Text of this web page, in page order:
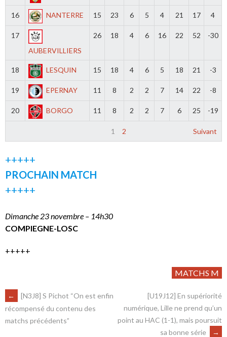
16 NANTERRE 15 23 6 5 4 21 17 4
17
AUBERVILLIERS
26 18 4 6 16 22 52 -30
18 LESQUIN 15 18 4 6 5 18 21 -3
19 EPERNAY 11 8 2 2 7 14 22 -8
20 BORGO 11 8 2 2 7 6 25 -19
1 2 Suivant
+++++
PROCHAIN MATCH
+++++
Dimanche 23 novembre – 14h30
COMPIEGNE-LOSC
+++++
MATCHS M
←
[N3J8] S Pichot “On est enfin
récompensé du contenu des
matchs précédents”
[U19J12] En supériorité
numérique, Lille ne prend qu’un
point au HAC (1-1), mais poursuit
sa bonne série
→